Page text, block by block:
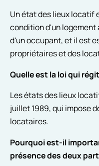
Un état des lieux locatif
condition d'un logement
d'un occupant, et il est
propriétaires et des
Quelle est la loi qui
Les états des lieux
juillet 1989, qui impose
locataires.
Pourquoi est-il
présence des deux